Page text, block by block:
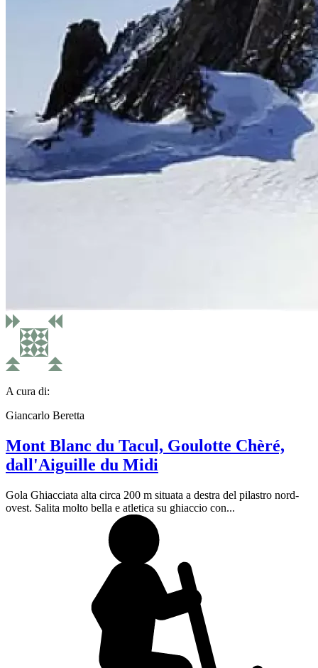
A cura di:
Giancarlo Beretta
Mont Blanc du Tacul, Goulotte Chèré,
dall'Aiguille du Midi
Gola Ghiacciata alta circa 200 m situata a destra del pilastro nord-
ovest. Salita molto bella e atletica su ghiaccio con...